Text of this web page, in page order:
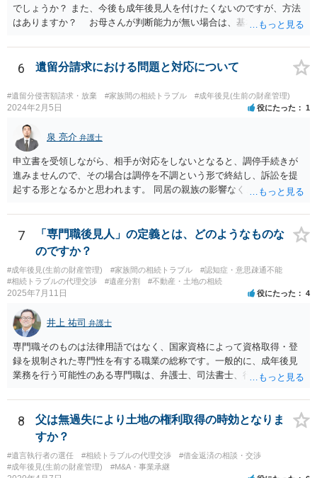
でしょうか？ また、今後も成年後見人を付けたくないのですが、方法
はありますか？ お母さんが判断能力が無い場合は、基本的に成年後
立て、お母さんに特別代理人をつけるという方法も考えられますが、
遺産分割だけでなく、その後の取得した遺産の管理もありますので
遺産分割審判や遺産分割調停を申し立て、お母さんに特別代理人をつ
けるということでは解決できなさそうなので 後見人をつけるよう求め
られると思います。 弁護士に面談で相談された方がよいと思いま
6 遺留分請求における問題と対応について
#遺留分侵害額請求・放棄 #家族間の相続トラブル #成年後見(生前の財産管理)
2024年2月5日 役にたった 1
泉 亮介 弁護士
申立書を受領しながら、相手が対応をしないとなると、調停手続きが
進みませんので、その場合は調停を不調という形で終結し、訴訟を提
起する形となるかと思われます。 同居の親族の影響なく、というのは
め、後からひっくり返すということは難しくなってくるかと思われま
す。 公開相談の場でのご相談については、どうしても限界が出てしま
うため、一度個別にご相談をされることをお勧めいたします。
7
「専門職後見人」の定義とは、どのようなものな
のですか？
#成年後見(生前の財産管理) #家族間の相続トラブル
#認知症・意思疎通不能
#相続トラブルの代理交渉
#遺産分割 #不動産・土地の相続
2025年7月11日 役にたった 4
井上 祐司 弁護士
専門職そのものは法律用語ではなく、国家資格によって資格取得・登
録を規制された専門性を有する職業の総称です。一般的に、成年後見
業務を行う可能性のある専門職は、弁護士、司法書士、行政書士、税
士はほぼ無条件で成年後見人に選任されるわけではなく、基幹研修を
受講して継続研修を受講し続ける必要がありますが、家庭裁判所から
選任された場合には専門職後見人と呼ぶことになるでしょう。
8
父は無過失により土地の権利取得の時効となりま
すか？
#遺言執行者の選任 #相続トラブルの代理交渉
#借金返済の相談・交渉
#成年後見(生前の財産管理)
#M&A・事業承継